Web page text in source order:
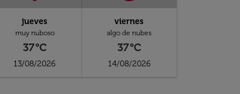
jueves
muy nuboso
37°C
13/08/2026
viernes
algo de nubes
37°C
14/08/2026